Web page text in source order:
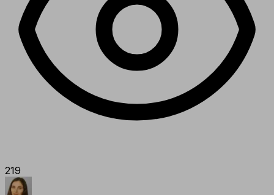
219